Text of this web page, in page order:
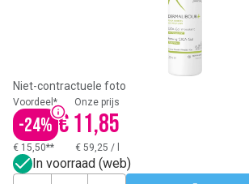
Niet-contractuele foto
Voordeel*
-24%
Onze prijs
€ 11,85
€ 15,50** € 59,25 /
In voorraad (web)